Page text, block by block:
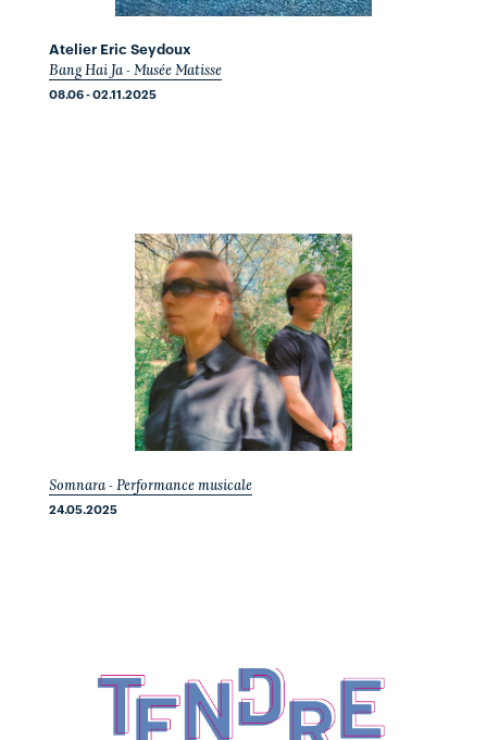
Atelier Eric Seydoux
Bang Hai Ja - Musée Matisse
08.06 - 02.11.2025
Somnara - Performance musicale
24.05.2025